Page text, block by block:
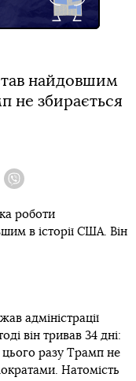
найдовшим
не збирається
роботи
в історії США. Він
адміністрації
він тривав 34 дні:
цього разу Трамп не
Натомість